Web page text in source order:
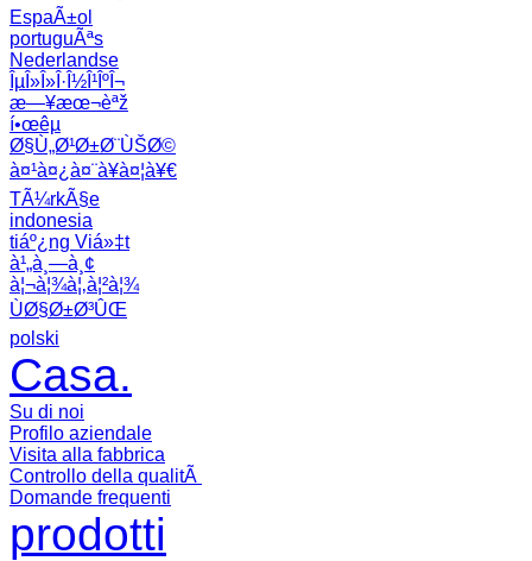
EspaÃ±ol
portuguÃªs
Nederlandse
ÎµÎ»Î»Î·Î½Î¹ÎºÎ¬
æ—¥æœ¬èªž
í•œêµ­
Ø§Ù„Ø¹Ø±Ø¨ÙŠØ©
à¤¹à¤¿à¤¨à¥à¤¦à¥€
TÃ¼rkÃ§e
indonesia
tiáº¿ng Viá»‡t
à¹„à¸—à¸¢
à¦¬à¦¾à¦‚à¦²à¦¾
ÙØ§Ø±Ø³ÛŒ
polski
Casa.
Su di noi
Profilo aziendale
Visita alla fabbrica
Controllo della qualitÃ
Domande frequenti
prodotti